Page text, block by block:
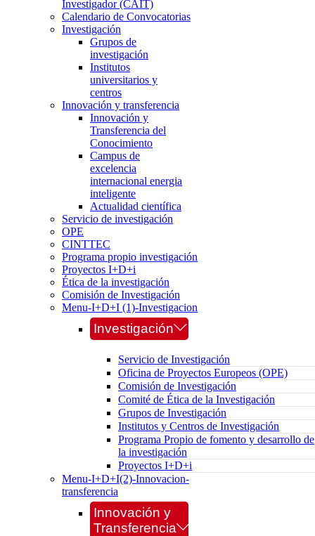
Investigador (CAIT)
Calendario de Convocatorias
Investigación
Grupos de
investigación
Institutos
universitarios y
centros
Innovación y transferencia
Innovación y
Transferencia del
Conocimiento
Campus de
excelencia
internacional energia
inteligente
Actualidad científica
Servicio de investigación
OPE
CINTTEC
Programa propio investigación
Proyectos I+D+i
Ética de la investigación
Comisión de Investigación
Menu-I+D+I (1)-Investigacion
Investigación
Servicio de Investigación
Oficina de Proyectos Europeos (OPE)
Comisión de Investigación
Comité de Ética de la Investigación
Grupos de Investigación
Institutos y Centros de Investigación
Programa Propio de fomento y desarrollo de
la investigación
Proyectos I+D+i
Menu-I+D+I(2)-Innovacion-
transferencia
Innovación y
Transferencia